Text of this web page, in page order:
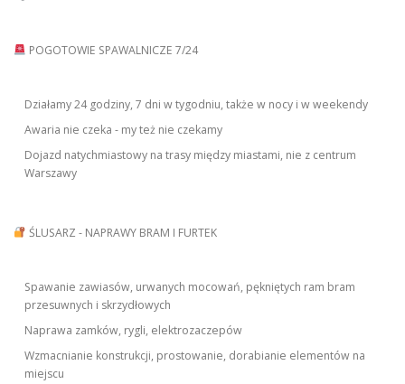
a POGOTOWIE SPAWALNICZE 7/24
Działamy 24 godziny, 7 dni w tygodniu, także w nocy i w weekendy
Awaria nie czeka - my też nie czekamy
Dojazd natychmiastowy na trasy między miastami, nie z centrum
Warszawy
ŚLUSARZ - NAPRAWY BRAM I FURTEK
Spawanie zawiasów, urwanych mocowań, pękniętych ram bram
przesuwnych i skrzydłowych
Naprawa zamków, rygli, elektrozaczepów
Wzmacnianie konstrukcji, prostowanie, dorabianie elementów na
miejscu